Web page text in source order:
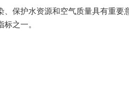
保护水资源和空气质量具有重要
之一。